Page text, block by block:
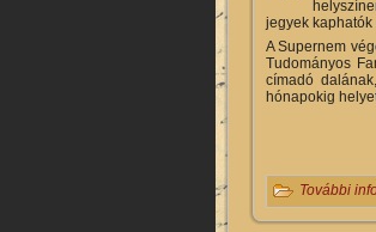
helyszínen:
jegyek
A Supernem
Tudományos
címadó
hónapokig
További